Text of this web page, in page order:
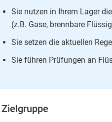
Sie nutzen in Ihrem Lager
(z.B. Gase, brennbare
Sie setzen die aktuellen
Sie führen Prüfungen an
Zielgruppe